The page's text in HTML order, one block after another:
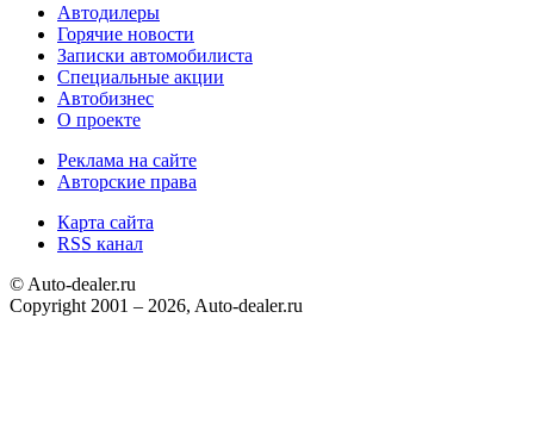
Автодилеры
Горячие новости
Записки автомобилиста
Специальные акции
Автобизнес
О проекте
Реклама на сайте
Авторские права
Карта сайта
RSS канал
© Auto-dealer.ru
Copyright 2001 – 2026, Auto-dealer.ru